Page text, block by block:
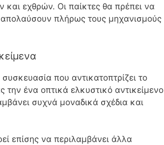
εχθρών. Οι παίκτες θα πρέπει να
πλήρως τους μηχανισμούς
που αντικατοπτρίζει το
την ένα οπτικά ελκυστικό αντικείμενο
συχνά μοναδικά σχέδια και
επίσης να περιλαμβάνει άλλα